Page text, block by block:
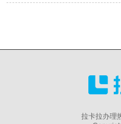
拉卡拉办理